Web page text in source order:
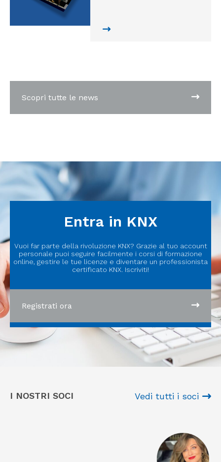
Scopri tutte le news
Entra in KNX
Vuoi far parte della rivoluzione KNX? Grazie al tuo account
personale puoi seguire facilmente i corsi di formazione
online, gestire le tue licenze e diventare un professionista
certificato KNX. Iscriviti!
Registrati ora
I NOSTRI SOCI Vedi tutti i soci